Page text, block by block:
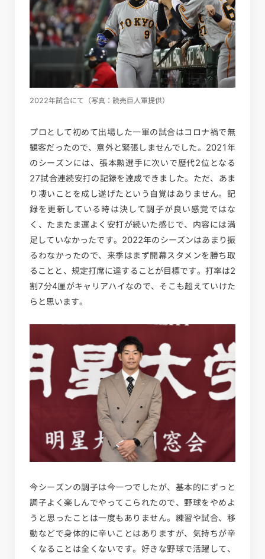
2022年試合にて（写真：読売巨人軍提供）
プロとして初めて出場した一軍の試合はコロナ禍で無
観客だったので、意外と緊張しませんでした。2021年
のシーズンには、張本勲選手に次いで歴代2位となる
27試合連続安打の記録を達成できました。ただ、あま
り凄いことを成し遂げたという自覚はありません。記
録を更新している時は決して調子が良い感覚ではな
く、たまたま運よく安打が続いた感じで、内容には満
足していなかったです。2022年のシーズンはあまり振
るわなかったので、来季はまず開幕スタメンを勝ち取
ることと、規定打席に達することが目標です。打率は2
割7分4厘がキャリアハイなので、そこも超えていけた
らと思います。
今シーズンの調子は今一つでしたが、基本的にずっと
調子よく楽しんでやってこられたので、野球をやめよ
うと思ったことは一度もありません。練習や試合、移
動などで身体的に辛いことはありますが、気持ちが辛
くなることは全くないです。好きな野球で活躍して、